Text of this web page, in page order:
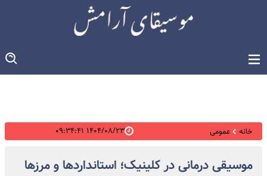
خانه عمومی ۱۴۰۴/۰۸/۲۳ ۰۹:۳۴:۴۱
موسیقی درمانی در کلینیک؛ استانداردها و مرزها